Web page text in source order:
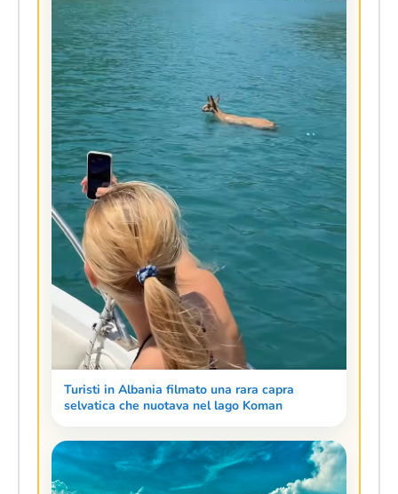
Turisti in Albania filmato una rara capra
selvatica che nuotava nel lago Koman